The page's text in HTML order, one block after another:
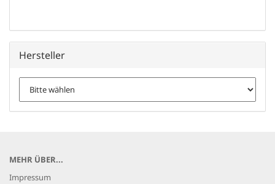
Hersteller
MEHR ÜBER...
Impressum